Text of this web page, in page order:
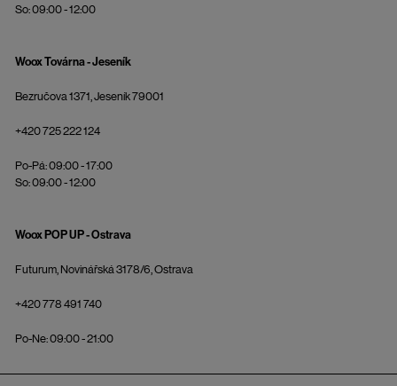
So: 09:00 - 12:00
Woox Továrna - Jeseník
Bezručova 1371, Jeseník 79001
+420 725 222 124
Po-Pá: 09:00 - 17:00
So: 09:00 - 12:00
Woox POP UP - Ostrava
Futurum, Novinářská 3178/6, Ostrava
+420 778 491 740
Po-Ne: 09:00 - 21:00